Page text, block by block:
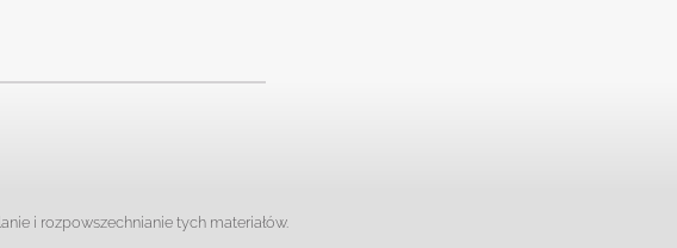
i rozpowszechnianie tych materiałów.